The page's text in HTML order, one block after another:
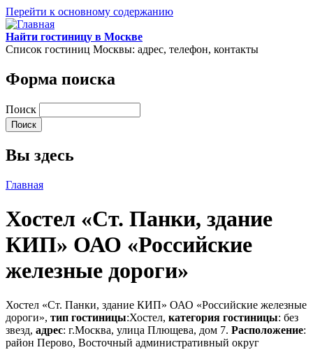
Перейти к основному содержанию
Найти гостиницу в Москве
Список гостиниц Москвы: адрес, телефон, контакты
Форма поиска
Поиск
Вы здесь
Главная
Хостел «Ст. Панки, здание
КИП» ОАО «Российские
железные дороги»
Хостел «Ст. Панки, здание КИП» ОАО «Российские железные
дороги», тип гостиницы:Хостел, категория гостиницы: без
звезд, адрес: г.Москва, улица Плющева, дом 7. Расположение:
район Перово, Восточный административный округ